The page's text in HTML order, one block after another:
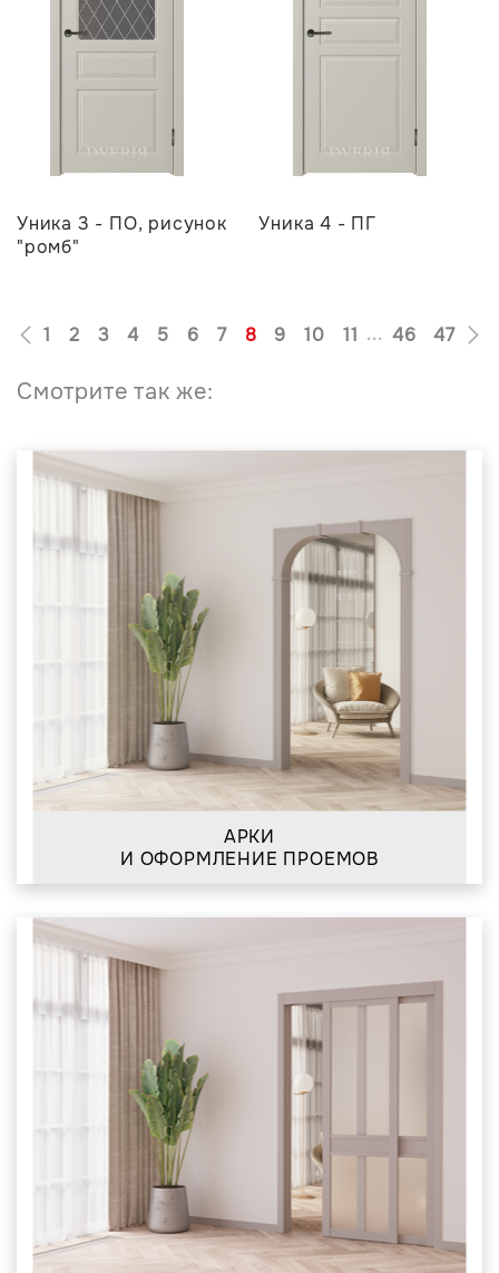
Уника 3 - ПО, рисунок
"ромб"
Уника 4 - ПГ
1 2 3 4 5 6 7 8 9 10 11 ... 46 47
Смотрите так же:
АРКИ
И ОФОРМЛЕНИЕ ПРОЕМОВ